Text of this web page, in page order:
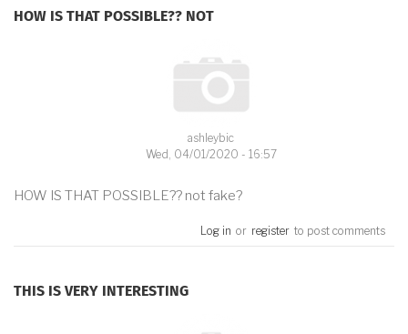
HOW IS THAT POSSIBLE?? NOT
HOW IS THAT POSSIBLE?? not fake?
Log in or register to post comments
ashleybic
Wed, 04/01/2020 - 16:57
THIS IS VERY INTERESTING